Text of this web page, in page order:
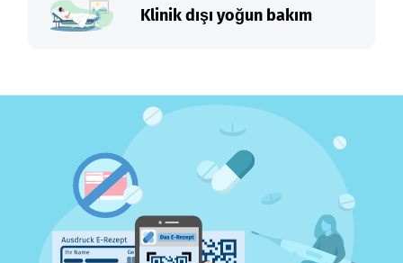
Klinik dışı yoğun bakım